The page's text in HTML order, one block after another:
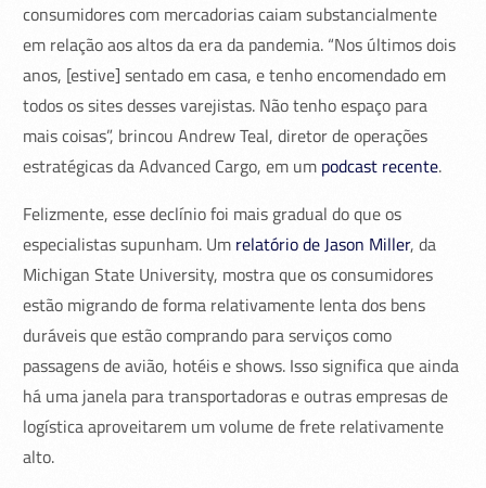
consumidores com mercadorias caiam substancialmente
em relação aos altos da era da pandemia. “Nos últimos dois
anos, [estive] sentado em casa, e tenho encomendado em
todos os sites desses varejistas. Não tenho espaço para
mais coisas”, brincou Andrew Teal, diretor de operações
estratégicas da Advanced Cargo, em um podcast recente.
Felizmente, esse declínio foi mais gradual do que os
especialistas supunham. Um relatório de Jason Miller, da
Michigan State University, mostra que os consumidores
estão migrando de forma relativamente lenta dos bens
duráveis que estão comprando para serviços como
passagens de avião, hotéis e shows. Isso significa que ainda
há uma janela para transportadoras e outras empresas de
logística aproveitarem um volume de frete relativamente
alto.